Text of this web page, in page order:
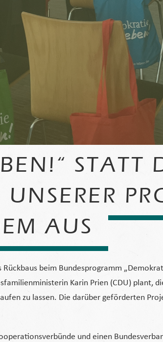
STATT
AUS
beim Bundesprogramm
Karin Prien (CDU) plant,
zu lassen. Die darüber geförderten
und einen